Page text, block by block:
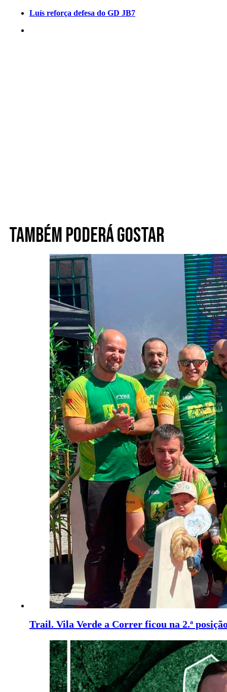
Luís reforça defesa do GD JB7
Também poderá gostar
Trail. Vila Verde a Correr ficou na 2.ª